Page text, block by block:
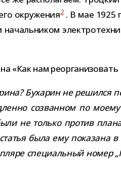
окру­же­ния2. В мае 1925
«Как нам реор­га­ни­зо­вать
Бухарин не решился
созван­ном по
не только про­тив
была ему пока­зана
спе­ци­аль­ный номер